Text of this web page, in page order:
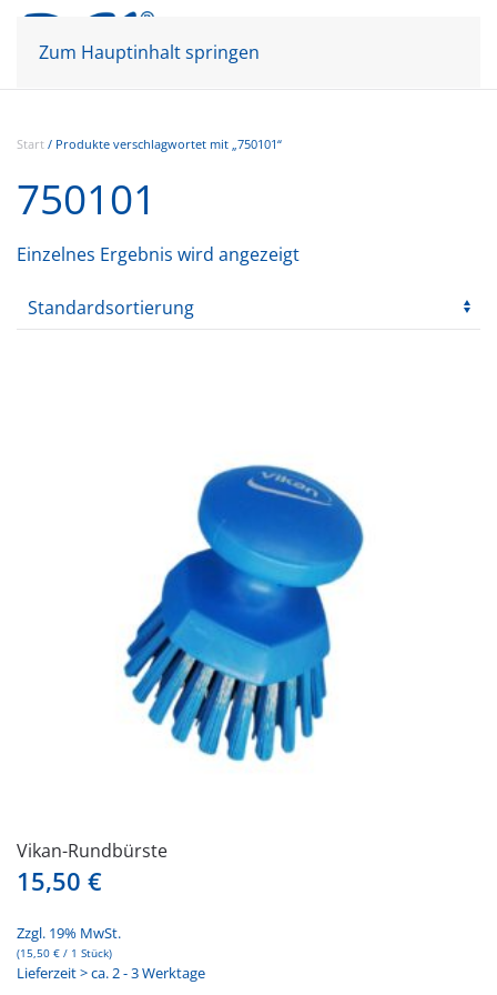
Zum Hauptinhalt springen
Start / Produkte verschlagwortet mit „750101“
750101
Einzelnes Ergebnis wird angezeigt
Vikan-Rundbürste
15,50 €
Zzgl. 19% MwSt.
(15,50 € / 1 Stück)
Lieferzeit > ca. 2 - 3 Werktage